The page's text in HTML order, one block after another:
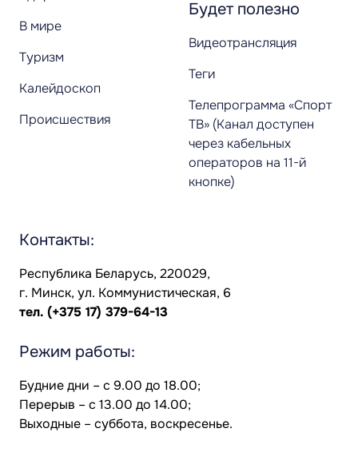
В мире
Туризм
Калейдоскоп
Происшествия
Будет полезно
Видеотрансляция
Теги
Телепрограмма «Спорт
ТВ» (Канал доступен
через кабельных
операторов на 11-й
кнопке)
Контакты:
Республика Беларусь, 220029,
г. Минск, ул. Коммунистическая, 6
тел. (+375 17) 379-64-13
Режим работы:
Будние дни – с 9.00 до 18.00;
Перерыв – с 13.00 до 14.00;
Выходные – суббота, воскресенье.